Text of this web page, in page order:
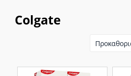
Colgate